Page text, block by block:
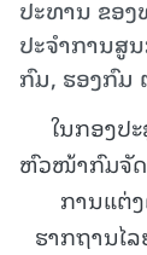
ປະທານ ຂອງ
ປະຈຳການສູ
ກົມ, ຮອງກົມ
ໃນກອງປ
ຫົວໜ້າກົມຈັດ
ການແຕ່
ຮາກຖານໄ